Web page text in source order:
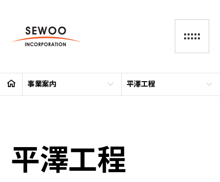
事業案内 平澤工程
平澤工程